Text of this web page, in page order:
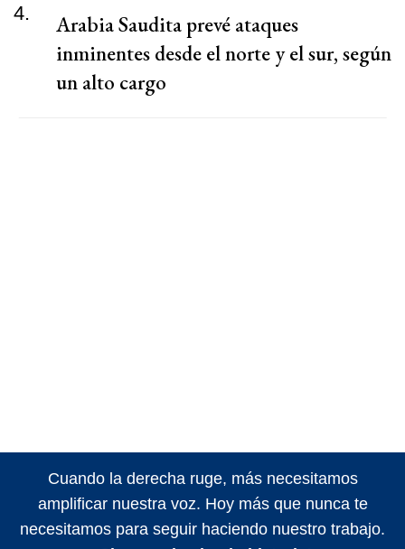
4.
Arabia Saudita prevé ataques
inminentes desde el norte y el sur, según
un alto cargo
Cuando la derecha ruge, más necesitamos
amplificar nuestra voz. Hoy más que nunca te
necesitamos para seguir haciendo nuestro trabajo.